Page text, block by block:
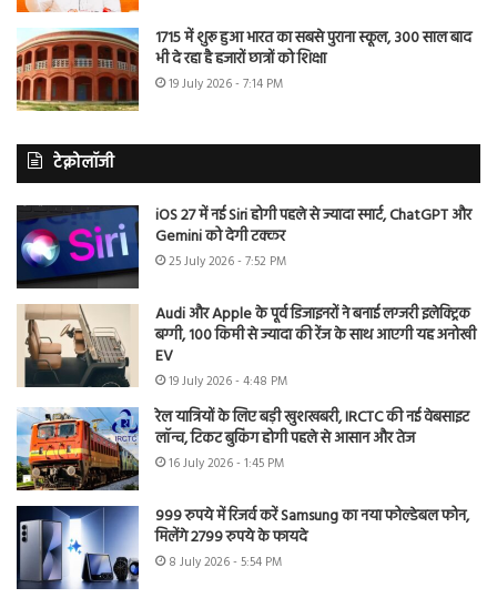
1715 में शुरू हुआ भारत का सबसे पुराना स्कूल, 300 साल बाद
भी दे रहा है हजारों छात्रों को शिक्षा
19 July 2026 - 7:14 PM
टेक्नोलॉजी
iOS 27 में नई Siri होगी पहले से ज्यादा स्मार्ट, ChatGPT और
Gemini को देगी टक्कर
25 July 2026 - 7:52 PM
Audi और Apple के पूर्व डिजाइनरों ने बनाई लग्जरी इलेक्ट्रिक
बग्गी, 100 किमी से ज्यादा की रेंज के साथ आएगी यह अनोखी
EV
19 July 2026 - 4:48 PM
रेल यात्रियों के लिए बड़ी खुशखबरी, IRCTC की नई वेबसाइट
लॉन्च, टिकट बुकिंग होगी पहले से आसान और तेज
16 July 2026 - 1:45 PM
999 रुपये में रिजर्व करें Samsung का नया फोल्डेबल फोन,
मिलेंगे 2799 रुपये के फायदे
8 July 2026 - 5:54 PM